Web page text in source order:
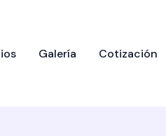
Galería Cotización